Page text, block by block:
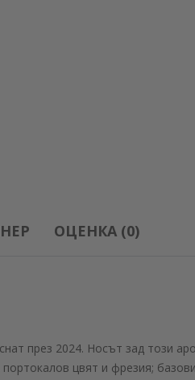
ОЦЕНКА (0)
през 2024. Носът зад този
цвят и фрезия;